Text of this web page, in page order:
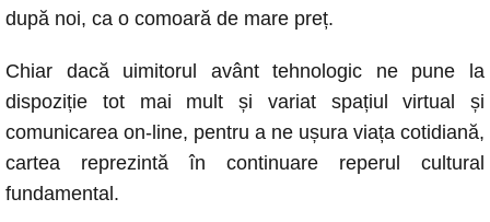
după noi, ca o comoară de mare preț.
Chiar dacă uimitorul avânt tehnologic ne pune la
dispoziție tot mai mult și variat spațiul virtual și
comunicarea on-line, pentru a ne ușura viața cotidiană,
cartea reprezintă în continuare reperul cultural
fundamental.